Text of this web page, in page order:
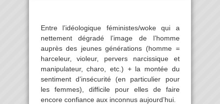
Entre l’idéologique féministes/woke qui a
nettement dégradé l’image de l’homme
auprès des jeunes générations (homme =
harceleur, violeur, pervers narcissique et
manipulateur, charo, etc.) + la montée du
sentiment d’insécurité (en particulier pour
les femmes), difficile pour elles de faire
encore confiance aux inconnus aujourd’hui.